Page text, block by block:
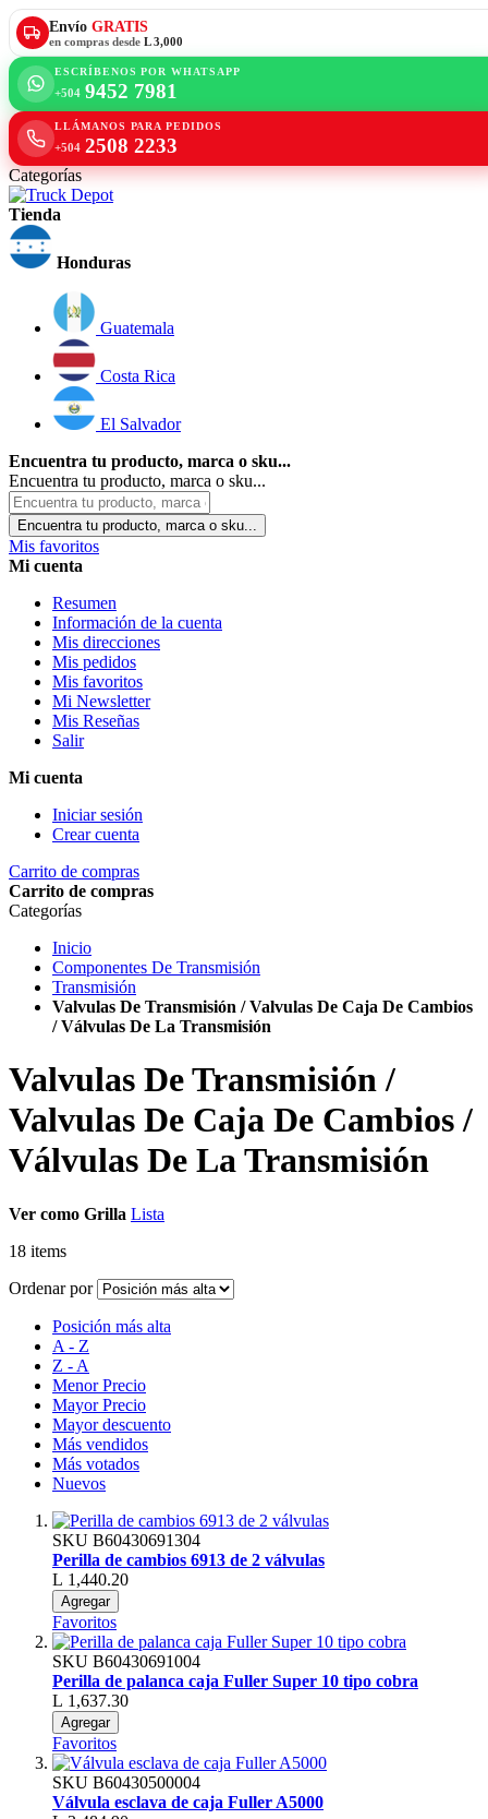
Envío GRATIS
en compras desde L 3,000
ESCRÍBENOS POR WHATSAPP
+504 9452 7981
LLÁMANOS PARA PEDIDOS
+504 2508 2233
Categorías
Tienda
Honduras
Guatemala
Costa Rica
El Salvador
Encuentra tu producto, marca o sku...
Encuentra tu producto, marca o sku...
Encuentra tu producto, marca o sku...
Mis favoritos
Mi cuenta
Resumen
Información de la cuenta
Mis direcciones
Mis pedidos
Mis favoritos
Mi Newsletter
Mis Reseñas
Salir
Mi cuenta
Iniciar sesión
Crear cuenta
Carrito de compras
Carrito de compras
Categorías
Inicio
Componentes De Transmisión
Transmisión
Valvulas De Transmisión / Valvulas De Caja De Cambios
/ Válvulas De La Transmisión
Valvulas De Transmisión /
Valvulas De Caja De Cambios /
Válvulas De La Transmisión
Ver como Grilla Lista
18 items
Ordenar por
Posición más alta
A - Z
Z - A
Menor Precio
Mayor Precio
Mayor descuento
Más vendidos
Más votados
Nuevos
SKU B60430691304
Perilla de cambios 6913 de 2 válvulas
L 1,440.20
Agregar
Favoritos
SKU B60430691004
Perilla de palanca caja Fuller Super 10 tipo cobra
L 1,637.30
Agregar
Favoritos
SKU B60430500004
Válvula esclava de caja Fuller A5000